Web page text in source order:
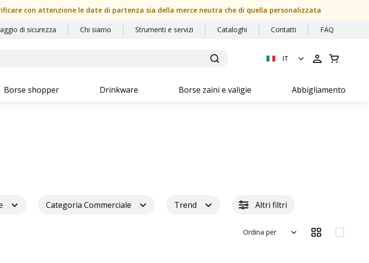
con attenzione le date di partenza sia della merce neutra che di quella personalizzata
di sicurezza Chi siamo Strumenti e servizi Cataloghi Contatti FAQ
IT
Borse shopper Drinkware Borse zaini e valigie Abbigliamento
Categoria Commerciale Trend Altri filtri
Ordina per